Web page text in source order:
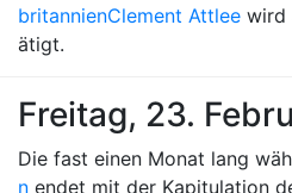
britannienClement Attlee wird
ätigt.
Freitag, 23.
Die fast einen Monat lang
n endet mit der Kapitulation